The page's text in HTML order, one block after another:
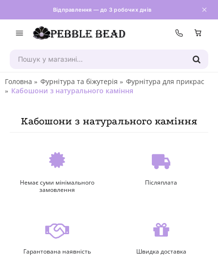
Відправлення — до 3 робочих днів
Головна Фурнітура та біжутерія
Фурнітура для прикрас
Кабошони з натурального каміння
Кабошони з натурального каміння
Немає суми мінімального
замовлення
Післяплата
Гарантована наявність Швидка доставка